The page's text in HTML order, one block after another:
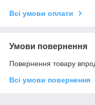
Всі умови оплати
Умови повернення
Повернення товару
Всі умови повернення